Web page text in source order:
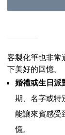
客製化筆也非常
下美好的回憶。
婚禮或生日派
期、名字或特
能讓來賓感受
憶。